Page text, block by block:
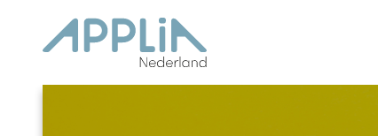
Ga naar de inhoud